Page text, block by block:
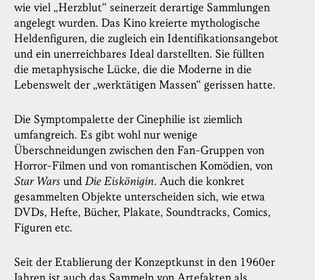
wie viel „Herzblut“ seinerzeit derartige Sammlungen
angelegt wurden. Das Kino kreierte mythologische
Heldenfiguren, die zugleich ein Identifikationsangebot
und ein unerreichbares Ideal darstellten. Sie füllten
die metaphysische Lücke, die die Moderne in die
Lebenswelt der „werktätigen Massen“ gerissen hatte.
Die Symptompalette der Cinephilie ist ziemlich
umfangreich. Es gibt wohl nur wenige
Überschneidungen zwischen den Fan-Gruppen von
Horror-Filmen und von romantischen Komödien, von
Star Wars und Die Eiskönigin. Auch die konkret
gesammelten Objekte unterscheiden sich, wie etwa
DVDs, Hefte, Bücher, Plakate, Soundtracks, Comics,
Figuren etc.
Seit der Etablierung der Konzeptkunst in den 1960er